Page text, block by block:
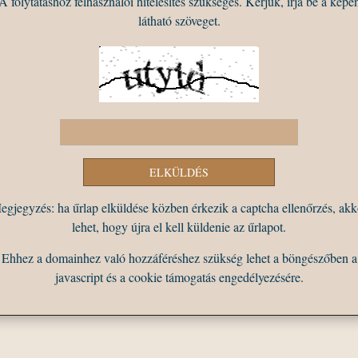
látható szöveget.
ha űrlap elküldése közben érkezik a captcha ellenőrzés,
lehet, hogy újra el kell küldenie az űrlapot.
Ehhez a domainhez való hozzáféréshez szükség lehet a böngészőben a
javascript és a cookie támogatás engedélyezésére.